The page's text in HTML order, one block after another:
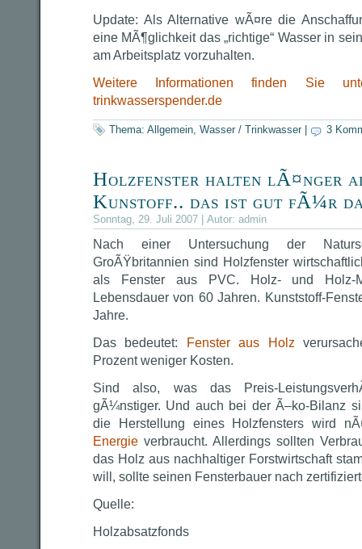
Update: Als Alternative wÃ¤re die
eine MÃ¶glichkeit das „richtige“ Wasser in
am Arbeitsplatz vorzuhalten.
Weitere Informationen finden Sie
trinkwasserspender.de
Thema: Allgemein, Wasser / Trinkwasser 3
Holzfenster halten lÃ¤nger
Kunstoff.. das ist gut fÃ¼r
Sonntag, 29. Juli 2007 | Autor: admin
Nach einer Untersuchung der
GroÃŸbritannien sind Holzfenster
als Fenster aus PVC. Holz- und Holz-
Lebensdauer von 60 Jahren. Kunststoff-
Jahre.
Das bedeutet:
Fenster aus Holz
Prozent weniger Kosten.
Sind also, was das Preis-
gÃ¼nstiger. Und auch bei der Ã–ko-Bilanz
die Herstellung eines Holzfensters wird
Energie verbraucht. Allerdings sollten
das Holz aus nachhaltiger Forstwirtschaft
will, sollte seinen Fensterbauer nach
Quelle:
Holzabsatzfonds